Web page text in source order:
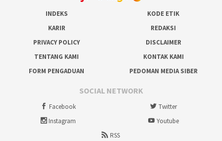
INDEKS
KODE ETIK
KARIR
REDAKSI
PRIVACY POLICY
DISCLAIMER
TENTANG KAMI
KONTAK KAMI
FORM PENGADUAN
PEDOMAN MEDIA SIBER
SOCIAL NETWORK
Facebook
Twitter
Instagram
Youtube
RSS